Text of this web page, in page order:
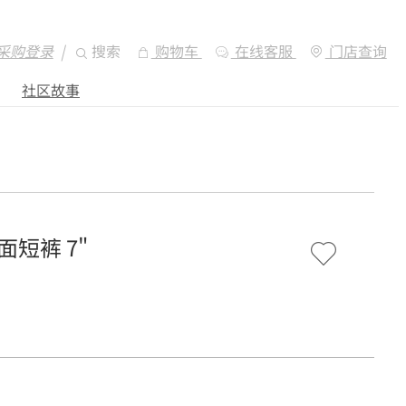
购登录| 搜索 购物车 在线客服
门店查询
社区故事
短裤 7"